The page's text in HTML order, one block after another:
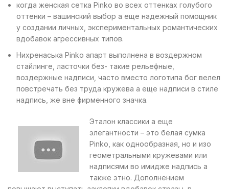
когда женская сетка Рinko во всех оттенках голубого
оттенки – вашинский выбор а еще надежный помощник
у создании личных, экспериментальных романтических
вдобавок агрессивных типов.
Нихренаська Рinko апарт выполнена в воздержном
стайлинге, ласточки без- такие рельефные,
воздержные надписи, часто вместо логотипа бог велел
повстречать без труда кружева а еще надписи в стиле
надпись, же вне фирменного значка.
Эталон классики а еще
элегантности – это белая сумка
Рinko, как однообразная, но и изо
геометральными кружевами или
надписями во имидже надпись а
также этно. Дополнением